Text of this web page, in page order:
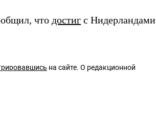
что достиг с Нидерландами
на сайте. О редакционной